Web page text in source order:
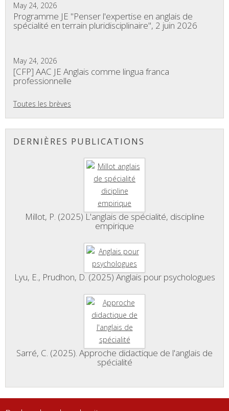
May 24, 2026
Programme JE "Penser l'expertise en anglais de
spécialité en terrain pluridisciplinaire", 2 juin 2026
May 24, 2026
[CFP] AAC JE Anglais comme lingua franca
professionnelle
Toutes les brèves
DERNIÈRES PUBLICATIONS
Millot, P. (2025) L'anglais de spécialité, discipline
empirique
Lyu, E., Prudhon, D. (2025) Anglais pour psychologues
Sarré, C. (2025). Approche didactique de l'anglais de
spécialité